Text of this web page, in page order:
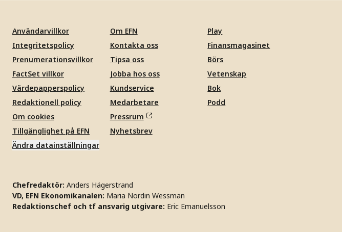
Användarvillkor
Integritetspolicy
Prenumerationsvillkor
FactSet villkor
Värdepapperspolicy
Redaktionell policy
Om cookies
Tillgänglighet på EFN
Ändra datainställningar
Om EFN
Kontakta oss
Tipsa oss
Jobba hos oss
Kundservice
Medarbetare
Pressrum
Nyhetsbrev
Play
Finansmagasinet
Börs
Vetenskap
Bok
Podd
Chefredaktör: Anders Hägerstrand
VD, EFN Ekonomikanalen: Maria Nordin Wessman
Redaktionschef och tf ansvarig utgivare: Eric Emanuelsson